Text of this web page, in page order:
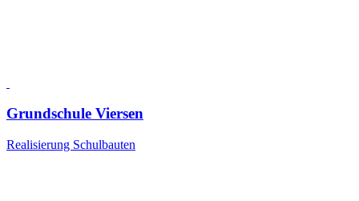
Grundschule Viersen
Realisierung Schulbauten